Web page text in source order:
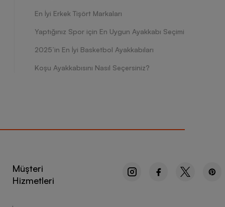
En İyi Erkek Tişört Markaları
Yaptığınız Spor için En Uygun Ayakkabı Seçimi
2025’in En İyi Basketbol Ayakkabıları
Koşu Ayakkabısını Nasıl Seçersiniz?
Müşteri
Hizmetleri